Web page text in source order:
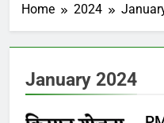
Home 2024
January 2024